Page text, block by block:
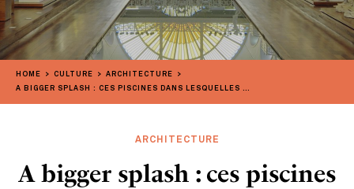
HOME CULTURE
ARCHITECTURE
A BIGGER SPLASH : CES PISCINES DANS LESQUELLES ON NE SE BAIGNERA JAMAIS
ARCHITECTURE
A bigger splash : ces piscines